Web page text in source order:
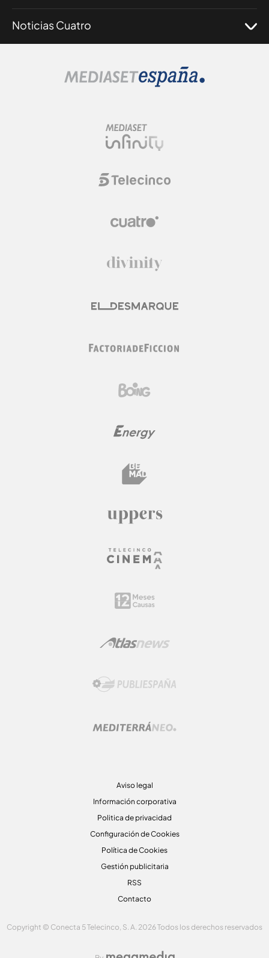
Noticias Cuatro
Aviso legal
Información corporativa
Politica de privacidad
Configuración de Cookies
Política de Cookies
Gestión publicitaria
RSS
Contacto
Copyright © Conecta 5 Telecinco, S. A. 2026 Todos los derechos reservados